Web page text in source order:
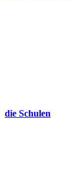
die Schulen